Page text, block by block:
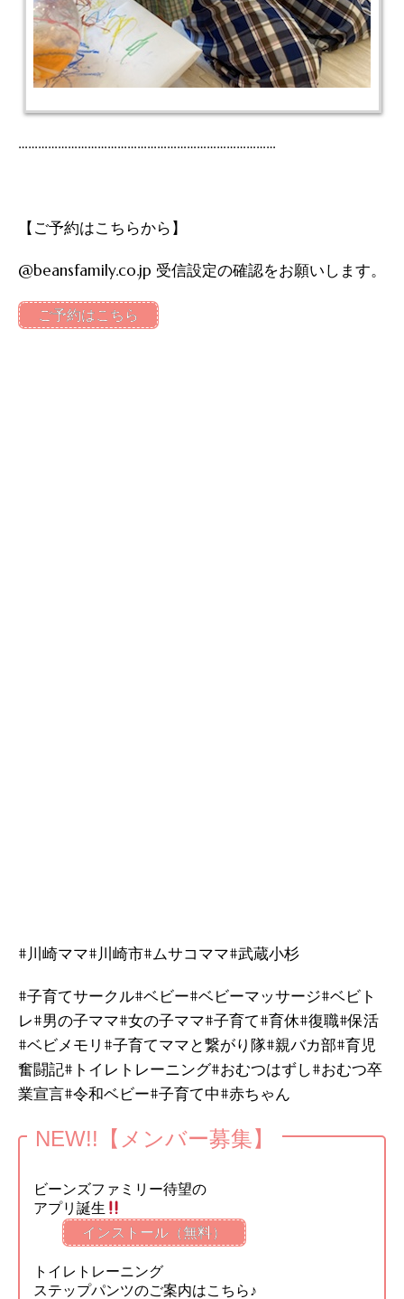
……………………………………………………………………
【ご予約はこちらから】
@beansfamily.co.jp 受信設定の確認をお願いします。
ご予約はこちら
#川崎ママ#川崎市#ムサコママ#武蔵小杉
#子育てサークル#ベビー#ベビーマッサージ#ベビト
レ#男の子ママ#女の子ママ#子育て#育休#復職#保活
#ベビメモリ#子育てママと繋がり隊#親バカ部#育児
奮闘記#トイレトレーニング#おむつはずし#おむつ卒
業宣言#令和ベビー#子育て中#赤ちゃん
NEW!!【メンバー募集】
ビーンズファミリー待望の
アプリ誕生
インストール（無料）
トイレトレーニング
ステップパンツのご案内はこちら♪